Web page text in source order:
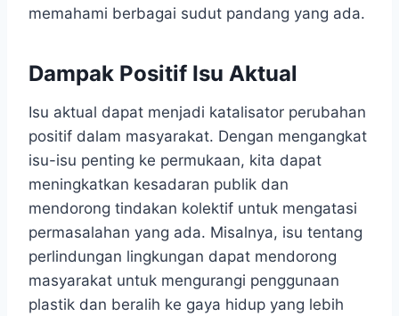
memahami berbagai sudut pandang yang ada.
Dampak Positif Isu Aktual
Isu aktual dapat menjadi katalisator perubahan
positif dalam masyarakat. Dengan mengangkat
isu-isu penting ke permukaan, kita dapat
meningkatkan kesadaran publik dan
mendorong tindakan kolektif untuk mengatasi
permasalahan yang ada. Misalnya, isu tentang
perlindungan lingkungan dapat mendorong
masyarakat untuk mengurangi penggunaan
plastik dan beralih ke gaya hidup yang lebih